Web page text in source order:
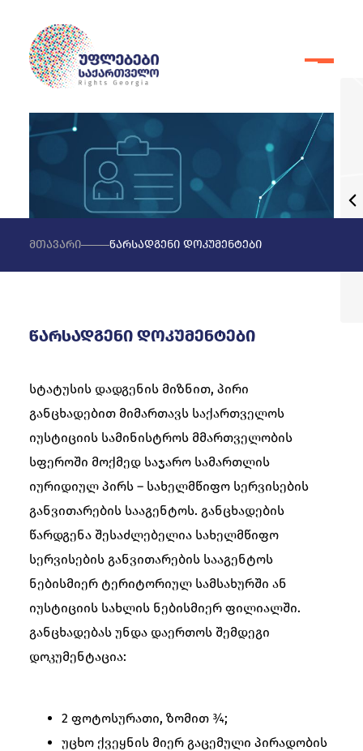
მთავარი წარსადგენი დოკუმენტები
წარსადგენი დოკუმენტები
სტატუსის დადგენის მიზნით, პირი
განცხადებით მიმართავს საქართველოს
იუსტიციის სამინისტროს მმართველობის
სფეროში მოქმედ საჯარო სამართლის
იურიდიულ პირს – სახელმწიფო სერვისების
განვითარების სააგენტოს. განცხადების
წარდგენა შესაძლებელია სახელმწიფო
სერვისების განვითარების სააგენტოს
ნებისმიერ ტერიტორიულ სამსახურში ან
იუსტიციის სახლის ნებისმიერ ფილიალში.
განცხადებას უნდა დაერთოს შემდეგი
დოკუმენტაცია:
2 ფოტოსურათი, ზომით ¾;
უცხო ქვეყნის მიერ გაცემული პირადობის